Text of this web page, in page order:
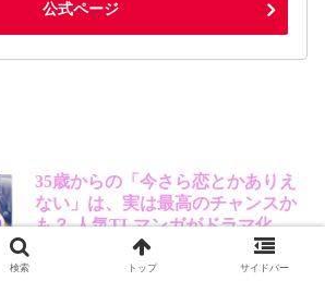
公式ページ
35歳からの「今さら恋とかありえ
ない」は、実は最高のチャンスか
も？ 人気TLマンガがドラマ化、
賢作が読み解くその魅力
「もう恋愛なんて…」と諦めかけていま
せんか？ 大ヒットTLマンガ『35歳、今さ
検索 トップ サイドバー